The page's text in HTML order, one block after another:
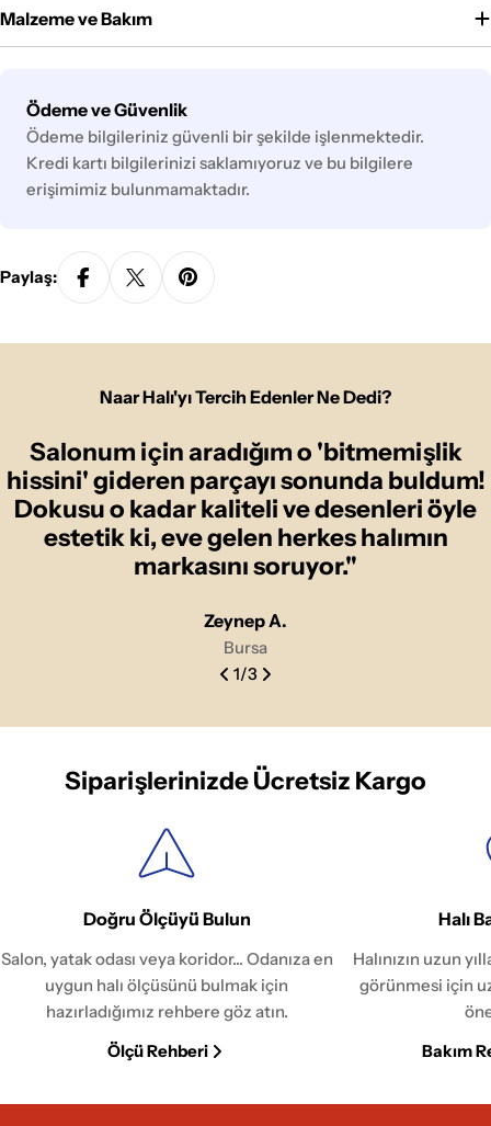
Malzeme ve Bakım
Ödeme ve Güvenlik
Ödeme
yöntemleri
Ödeme bilgileriniz güvenli bir şekilde işlenmektedir.
Kredi kartı bilgilerinizi saklamıyoruz ve bu bilgilere
erişimimiz bulunmamaktadır.
Paylaş:
Naar Halı'yı Tercih Edenler Ne Dedi?
Salonum için aradığım o 'bitmemişlik
hissini' gideren parçayı sonunda buldum!
Dokusu o kadar kaliteli ve desenleri öyle
estetik ki, eve gelen herkes halımın
markasını soruyor."
Zeynep A.
Bursa
1/3
Siparişlerinizde Ücretsiz Kargo
Doğru Ölçüyü Bulun
Salon, yatak odası veya koridor... Odanıza en
uygun halı ölçüsünü bulmak için
hazırladığımız rehbere göz atın.
Ölçü Rehberi
Halı
Halınızın uzun
görünmesi için
Bakım